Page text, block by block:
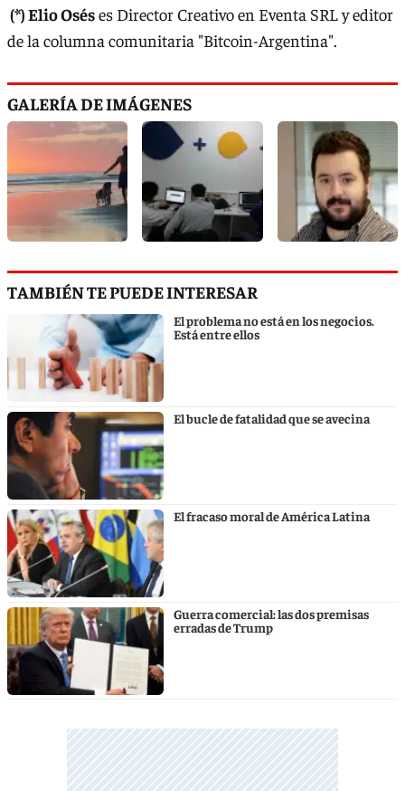
(*) Elio Oséses Director Creativo en Eventa SRL y editor
de la columna comunitaria "Bitcoin-Argentina".
GALERÍA DE IMÁGENES
TAMBIÉN TE PUEDE INTERESAR
El problema no está en los negocios.
Está entre ellos
El bucle de fatalidad que se avecina
El fracaso moral de América Latina
Guerra comercial: las dos premisas
erradas de Trump